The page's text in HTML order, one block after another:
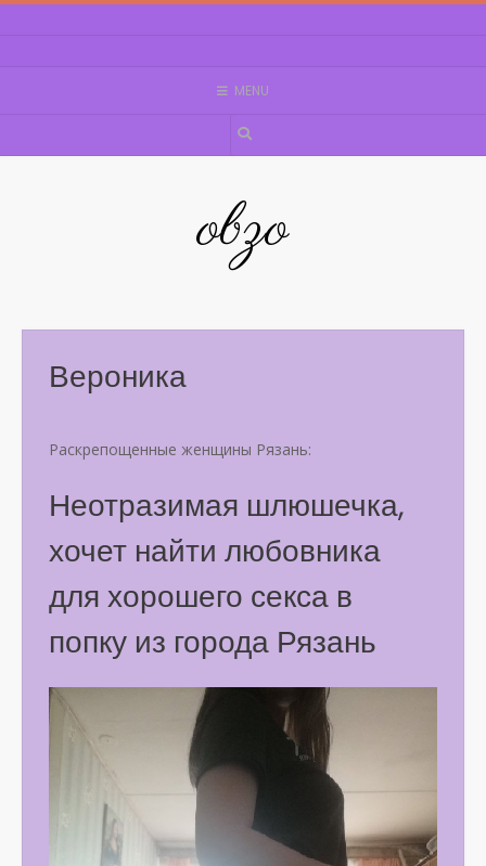
Skip
MENU
obzo
Вероника
Раскрепощенные женщины Рязань:
Неотразимая шлюшечка,
хочет найти любовника
для хорошего секса в
попку из города Рязань